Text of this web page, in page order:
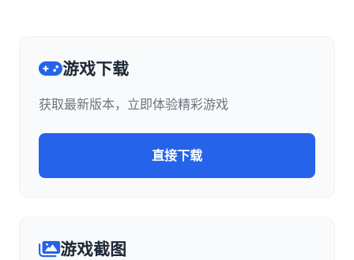
游戏下载
获取最新版本，立即体验精彩游戏
直接下载
游戏截图